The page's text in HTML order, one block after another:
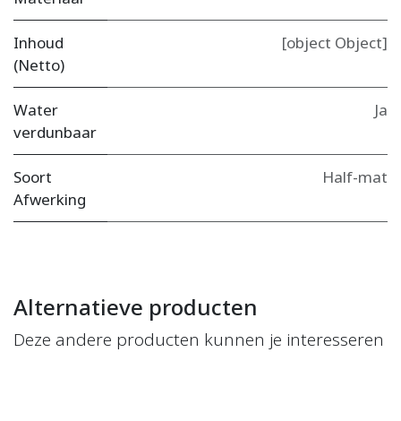
Inhoud
(Netto)
[object Object]
Water
verdunbaar
Ja
Soort
Afwerking
Half-mat
Alternatieve producten
Deze andere producten kunnen je interesseren